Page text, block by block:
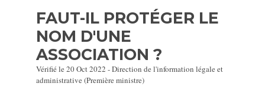
FAUT-IL PROTÉGER LE
NOM D'UNE
ASSOCIATION ?
Vérifié le 20 Oct 2022 - Direction de l'information légale et
administrative (Première ministre)